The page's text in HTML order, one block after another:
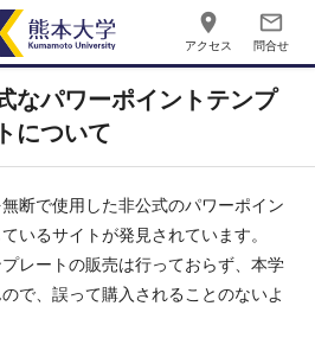
place
アクセス
mail_outline
問合せ
なパワーポイントテンプ
について
断で使用した非公式のパワーポイン
いるサイトが発見されています。
レートの販売は行っておらず、本学
で、誤って購入されることのないよ